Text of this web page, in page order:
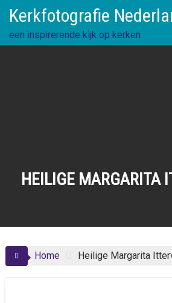
content
Kerkfotografie
een inspirerende kijk op kerken
HEILIGE MARGARITA
Home Heilige Margarita